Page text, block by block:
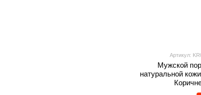
Артикул:
Мужской
натуральной